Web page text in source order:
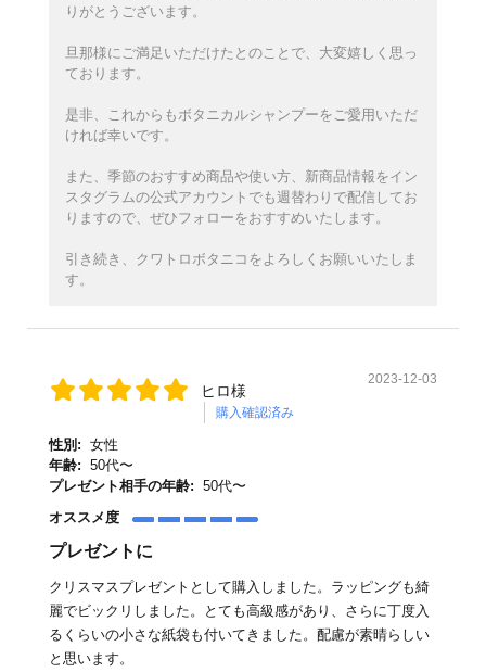
りがとうございます。
旦那様にご満足いただけたとのことで、大変嬉しく思っ
ております。
是非、これからもボタニカルシャンプーをご愛用いただ
ければ幸いです。
また、季節のおすすめ商品や使い方、新商品情報をイン
スタグラムの公式アカウントでも週替わりで配信してお
りますので、ぜひフォローをおすすめいたします。
引き続き、クワトロボタニコをよろしくお願いいたしま
す。
ヒロ様
購入確認済み
2023-12-03
性別: 女性
年齢: 50代〜
プレゼント相手の年齢: 50代〜
オススメ度
プレゼントに
クリスマスプレゼントとして購入しました。ラッピングも綺
麗でビックリしました。とても高級感があり、さらに丁度入
るくらいの小さな紙袋も付いてきました。配慮が素晴らしい
と思います。